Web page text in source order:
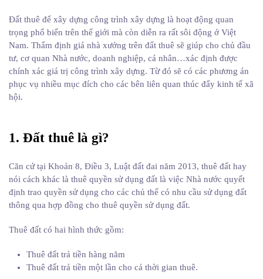
Đất thuê để xây dựng công trình xây dựng là hoạt động quan
trọng phổ biến trên thế giới mà còn diễn ra rất sôi động ở Việt
Nam. Thẩm định giá nhà xưởng trên đất thuê sẽ giúp cho chủ đầu
tư, cơ quan Nhà nước, doanh nghiệp, cá nhân…xác định được
chính xác giá trị công trình xây dựng. Từ đó sẽ có các phương án
phục vụ nhiều mục đích cho các bên liên quan thúc đẩy kinh tế xã
hội.
1. Đất thuê là gì?
Căn cứ tại Khoản 8, Điều 3, Luật đất đai năm 2013, thuê đất hay
nói cách khác là thuê quyền sử dụng đất là việc Nhà nước quyết
định trao quyền sử dụng cho các chủ thể có nhu cầu sử dụng đất
thông qua hợp đồng cho thuê quyền sử dụng đất.
Thuê đất có hai hình thức gồm:
Thuê đất trả tiền hàng năm
Thuê đất trả tiền một lần cho cả thời gian thuê.